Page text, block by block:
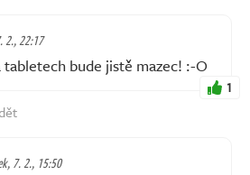
2., 22:17
bude jistě mazec! :-O
1
7. 2., 15:50